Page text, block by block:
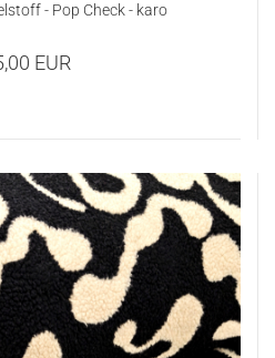
- Pop Check - karo
EUR